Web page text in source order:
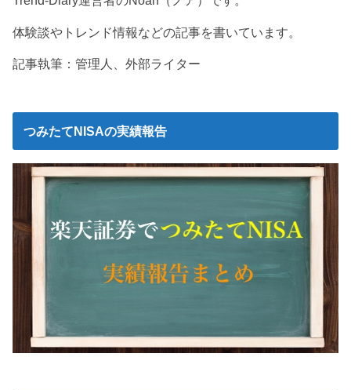
体験談やトレンド情報などの記事を書いています。
記事執筆：管理人、外部ライター
つみたてNISAの実績報告